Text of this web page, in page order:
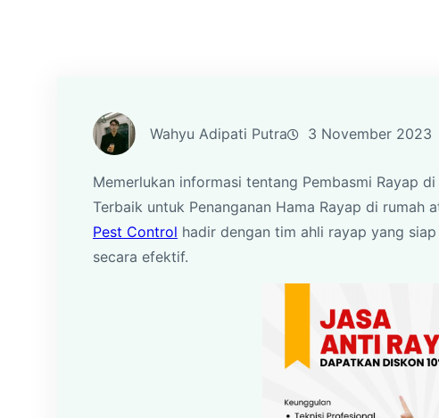
Wahyu Adipati Putra 3 November 2023
Memerlukan informasi tentang Pembasmi Rayap
Terbaik untuk Penanganan Hama Rayap di rumah
Pest Control hadir dengan tim ahli rayap yang
secara efektif.